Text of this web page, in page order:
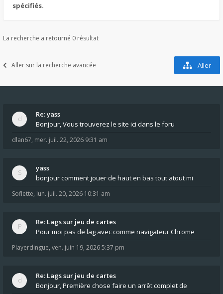
spécifiés.
La recherche a retourné 0 résultat
Aller sur la recherche avancée Aller
Re: yass
Bonjour, Vous trouverez le site ici dans le foru
dlan67, mer. juil. 22, 2026 9:31 am
yass
bonjour comment jouer de haut en bas tout atout mi
Soflette, lun. juil. 20, 2026 10:31 am
Re: Lags sur jeu de cartes
Pour moi pas de lag avec comme navigateur Chrome
Playerdingue, ven. juin 19, 2026 5:37 pm
Re: Lags sur jeu de cartes
Bonjour, Première chose faire un arrêt complet de